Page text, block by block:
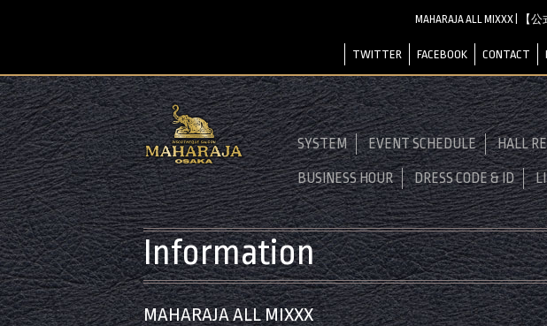
MAHARAJA ALL MIXXX | 【
TWITTER FACEBOOK CONTACT
SYSTEM EVENT SCHEDULE HALL
BUSINESS HOUR DRESS CODE & ID
Information
MAHARAJA ALL MIXXX